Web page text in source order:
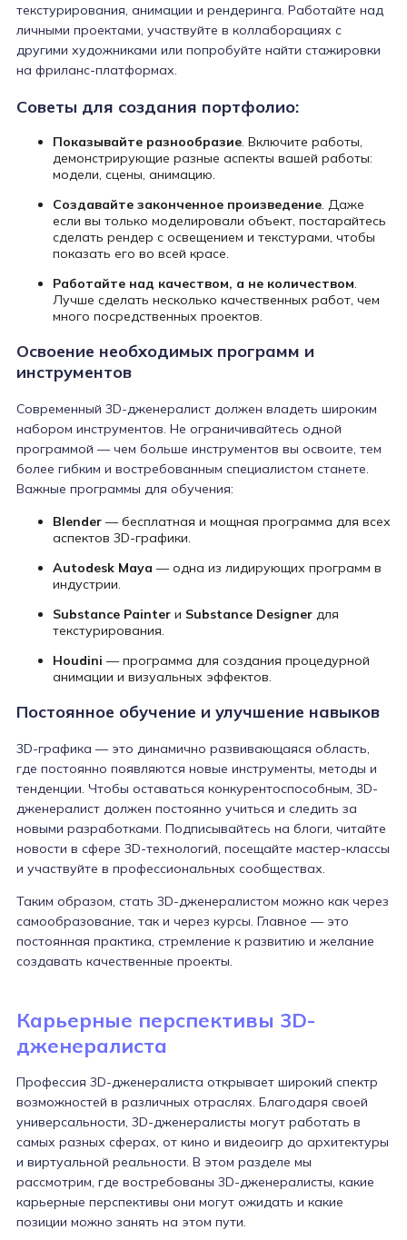
текстурирования, анимации и рендеринга. Работайте над
личными проектами, участвуйте в коллаборациях с
другими художниками или попробуйте найти стажировки
на фриланс-платформах.
Советы для создания портфолио:
Показывайте разнообразие. Включите работы,
демонстрирующие разные аспекты вашей работы:
модели, сцены, анимацию.
Создавайте законченное произведение. Даже
если вы только моделировали объект, постарайтесь
сделать рендер с освещением и текстурами, чтобы
показать его во всей красе.
Работайте над качеством, а не количеством.
Лучше сделать несколько качественных работ, чем
много посредственных проектов.
Освоение необходимых программ и
инструментов
Современный 3D-дженералист должен владеть широким
набором инструментов. Не ограничивайтесь одной
программой — чем больше инструментов вы освоите, тем
более гибким и востребованным специалистом станете.
Важные программы для обучения:
Blender— бесплатная и мощная программа для всех
аспектов 3D-графики.
Autodesk Maya — одна из лидирующих программ в
индустрии.
Substance Painterи Substance Designerдля
текстурирования.
Houdini — программа для создания процедурной
анимации и визуальных эффектов.
Постоянное обучение и улучшение навыков
3D-графика — это динамично развивающаяся область,
где постоянно появляются новые инструменты, методы и
тенденции. Чтобы оставаться конкурентоспособным, 3D-
дженералист должен постоянно учиться и следить за
новыми разработками. Подписывайтесь на блоги, читайте
новости в сфере 3D-технологий, посещайте мастер-классы
и участвуйте в профессиональных сообществах.
Таким образом, стать 3D-дженералистом можно как через
самообразование, так и через курсы. Главное — это
постоянная практика, стремление к развитию и желание
создавать качественные проекты.
Карьерные перспективы 3D-
дженералиста
Профессия 3D-дженералиста открывает широкий спектр
возможностей в различных отраслях. Благодаря своей
универсальности, 3D-дженералисты могут работать в
самых разных сферах, от кино и видеоигр до архитектуры
и виртуальной реальности. В этом разделе мы
рассмотрим, где востребованы 3D-дженералисты, какие
карьерные перспективы они могут ожидать и какие
позиции можно занять на этом пути.